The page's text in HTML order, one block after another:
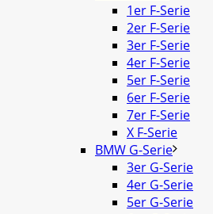
1er F-Serie
2er F-Serie
3er F-Serie
4er F-Serie
5er F-Serie
6er F-Serie
7er F-Serie
X F-Serie
BMW G-Serie
3er G-Serie
4er G-Serie
5er G-Serie